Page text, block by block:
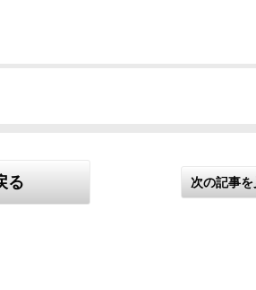
る 次の記事を